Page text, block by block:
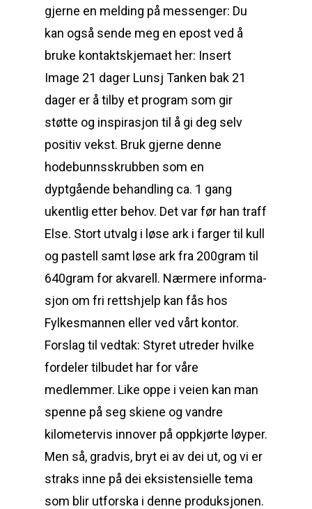
gjerne en melding på messenger: Du
kan også sende meg en epost ved å
bruke kontaktskjemaet her: Insert
Image 21 dager Lunsj Tanken bak 21
dager er å tilby et program som gir
støtte og inspirasjon til å gi deg selv
positiv vekst. Bruk gjerne denne
hodebunnsskrubben som en
dyptgående behandling ca. 1 gang
ukentlig etter behov. Det var før han traff
Else. Stort utvalg i løse ark i farger til kull
og pastell samt løse ark fra 200gram til
640gram for akvarell. Nærmere informa-
sjon om fri rettshjelp kan fås hos
Fylkesmannen eller ved vårt kontor.
Forslag til vedtak: Styret utreder hvilke
fordeler tilbudet har for våre
medlemmer. Like oppe i veien kan man
spenne på seg skiene og vandre
kilometervis innover på oppkjørte løyper.
Men så, gradvis, bryt ei av dei ut, og vi er
straks inne på dei eksistensielle tema
som blir utforska i denne produksjonen.